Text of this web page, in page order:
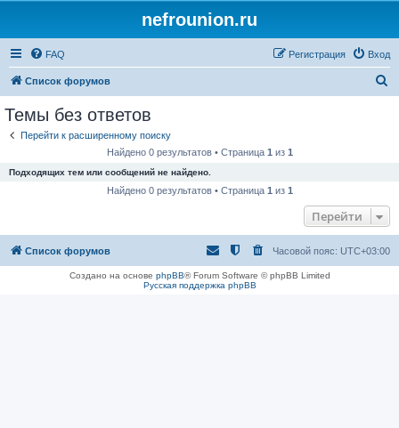
nefrounion.ru
FAQ Вход
Регистрация
Список форумов
Темы без ответов
Перейти к расширенному поиску
Найдено 0 результатов • Страница 1 из 1
Подходящих тем или сообщений не найдено.
Найдено 0 результатов • Страница 1 из 1
Перейти
Список форумов Часовой пояс: UTC+03:00
Создано на основе phpBB® Forum Software © phpBB Limited
Русская поддержка phpBB